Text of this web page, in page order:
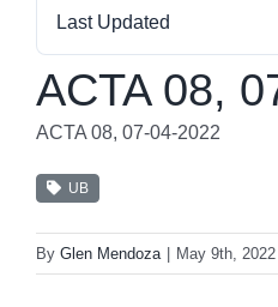
Last Updated
ACTA 08,
ACTA 08, 07-04-2022
UB
By Glen Mendoza May 9th, 2022